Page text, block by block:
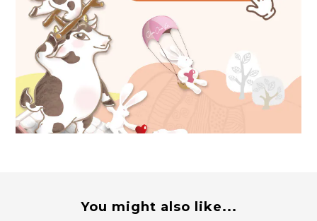
You might also like...